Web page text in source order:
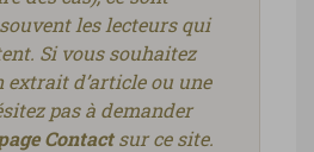
les lecteurs qui
Si vous souhaitez
d’article ou une
pas à demander
page Contactsur ce site.